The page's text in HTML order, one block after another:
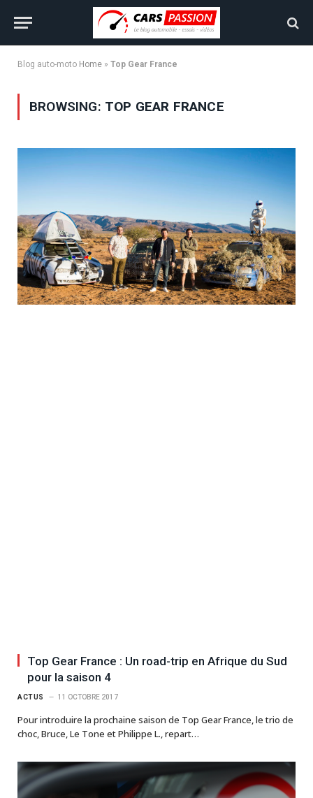
Blog auto-moto Home » Top Gear France
BROWSING: TOP GEAR FRANCE
Top Gear France : Un road-trip en Afrique du Sud
pour la saison 4
ACTUS 11 OCTOBRE 2017
Pour introduire la prochaine saison de Top Gear France, le trio de
choc, Bruce, Le Tone et Philippe L., repart…